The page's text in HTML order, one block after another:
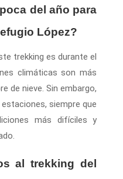
del año para
López?
trekking es durante el
climáticas son más
de nieve. Sin embargo,
siempre que
más difíciles y
al trekking del